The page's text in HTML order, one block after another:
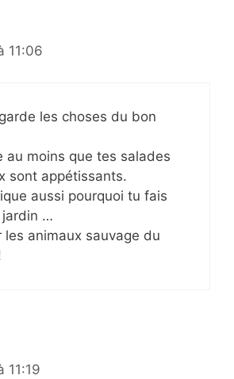
11:06
les choses du bon
au moins que tes salades
sont appétissants.
aussi pourquoi tu fais
jardin …
les animaux sauvage du
11:19